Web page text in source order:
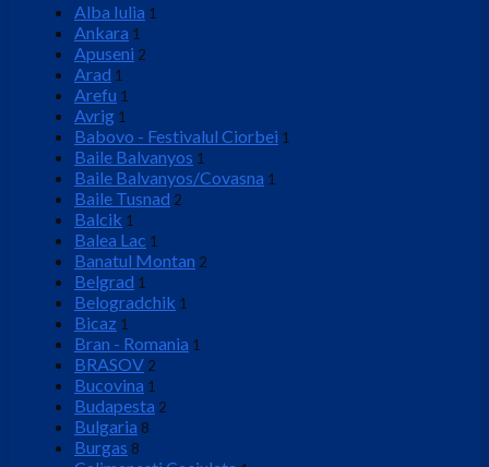
Alba Iulia 1
Ankara 1
Apuseni 2
Arad 1
Arefu 1
Avrig 1
Babovo - Festivalul Ciorbei 1
Baile Balvanyos 1
Baile Balvanyos/Covasna 1
Baile Tusnad 2
Balcik 1
Balea Lac 1
Banatul Montan 2
Belgrad 1
Belogradchik 1
Bicaz 1
Bran - Romania 1
BRASOV 2
Bucovina 1
Budapesta 2
Bulgaria 8
Burgas 8